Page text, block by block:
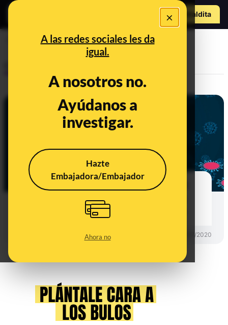
×
A las redes sociales les da
igual.
A nosotros no.
Ayúdanos a
investigar.
Hazte
Embajadora/Embajador
Ahora no
Hazte Maldita
técnicos salud pública
Los rastreadores de la COVID-19:
cada comunidad calcula cuántos
necesita con criterios diferentes
17/07/2020